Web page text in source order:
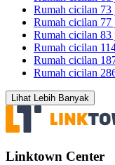
Rumah cicilan 73
Rumah cicilan 77
Rumah cicilan 83
Rumah cicilan
Rumah cicilan
Rumah cicilan
Lihat Lebih Banyak
Linktown Center